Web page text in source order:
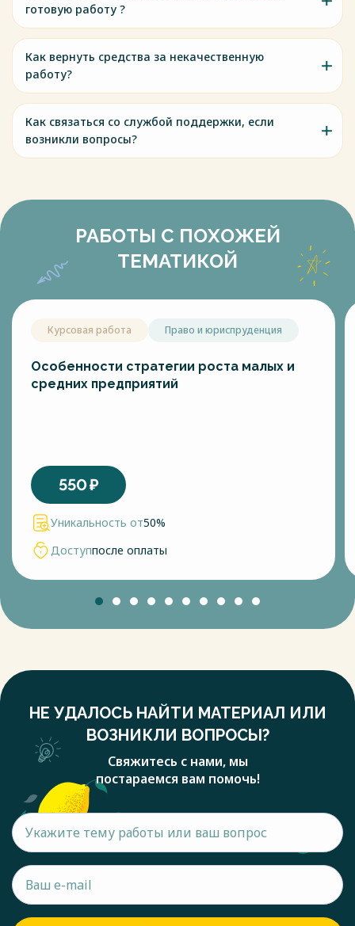
готовую работу ?
Как вернуть средства за некачественную
работу?
Как связаться со службой поддержки, если
возникли вопросы?
РАБОТЫ С ПОХОЖЕЙ
ТЕМАТИКОЙ
Курсовая работа Право и юриспруденция
Особенности стратегии роста малых и
средних предприятий
550₽
Уникальность от50%
Доступпосле оплаты
НЕ УДАЛОСЬ НАЙТИ МАТЕРИАЛ ИЛИ
ВОЗНИКЛИ ВОПРОСЫ?
Свяжитесь с нами, мы
постараемся вам помочь!